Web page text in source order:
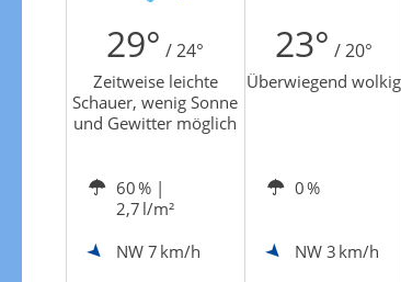
29° / 24° 23° / 20°
Zeitweise leichte
Schauer, wenig Sonne
und Gewitter möglich
Überwiegend wolkig
60 % |
2,7 l/m²
0 %
NW 7 km/h NW 3 km/h